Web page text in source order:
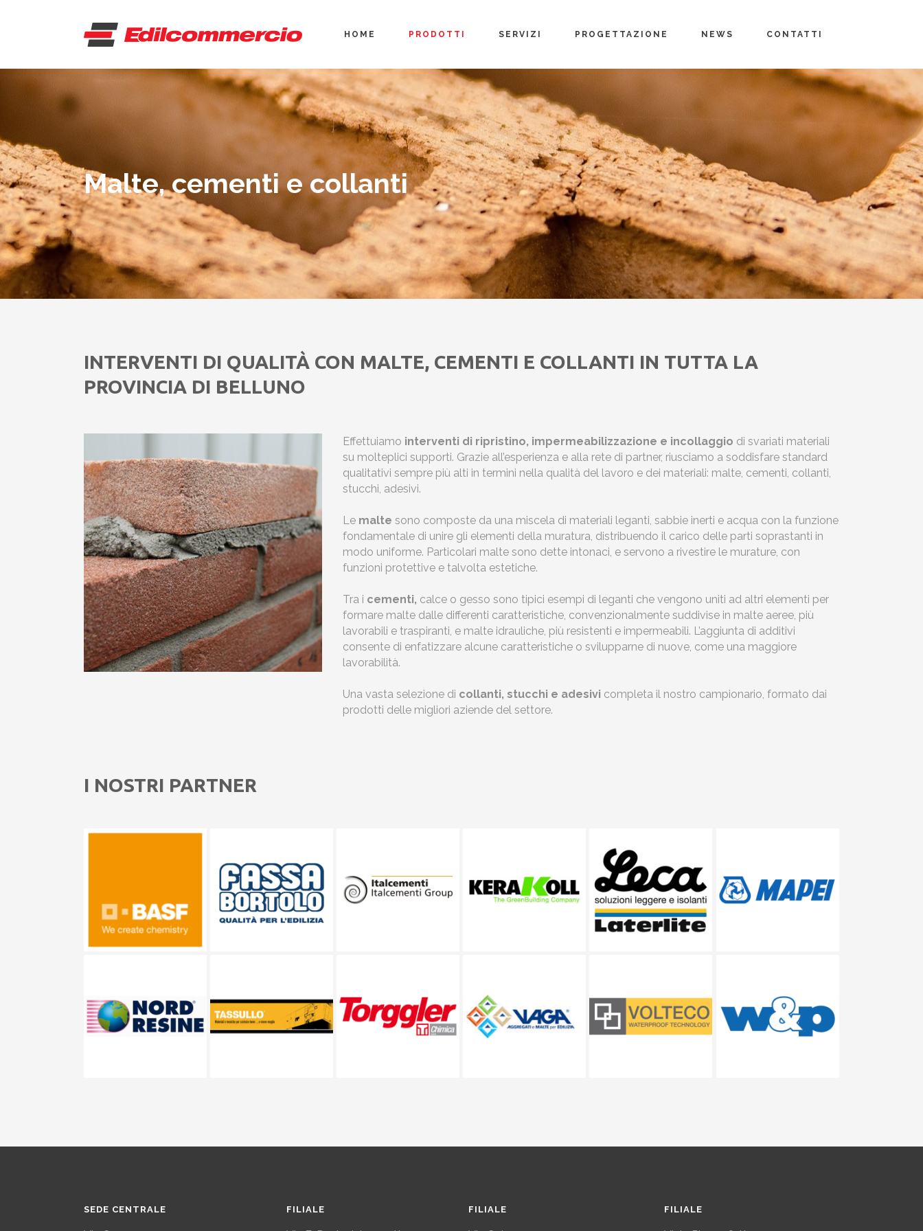
HOME PRODOTTI SERVIZI PROGETTAZIONE NEWS CONTATTI
Malte, cementi e collanti
INTERVENTI DI QUALITÀ CON MALTE, CEMENTI E COLLANTI IN TUTTA LA
PROVINCIA DI BELLUNO
Effettuiamo interventi di ripristino, impermeabilizzazione e incollaggio di svariati materiali
su molteplici supporti. Grazie all’esperienza e alla rete di partner, riusciamo a soddisfare standard
qualitativi sempre più alti in termini nella qualità del lavoro e dei materiali: malte, cementi, collanti,
stucchi, adesivi.
Le malte sono composte da una miscela di materiali leganti, sabbie inerti e acqua con la funzione
fondamentale di unire gli elementi della muratura, distribuendo il carico delle parti soprastanti in
modo uniforme. Particolari malte sono dette intonaci, e servono a rivestire le murature, con
funzioni protettive e talvolta estetiche.
Tra i cementi, calce o gesso sono tipici esempi di leganti che vengono uniti ad altri elementi per
formare malte dalle differenti caratteristiche, convenzionalmente suddivise in malte aeree, più
lavorabili e traspiranti, e malte idrauliche, più resistenti e impermeabili. L’aggiunta di additivi
consente di enfatizzare alcune caratteristiche o svilupparne di nuove, come una maggiore
lavorabilità.
Una vasta selezione di collanti, stucchi e adesivi completa il nostro campionario, formato dai
prodotti delle migliori aziende del settore.
I NOSTRI PARTNER
SEDE CENTRALE FILIALE FILIALE FILIALE